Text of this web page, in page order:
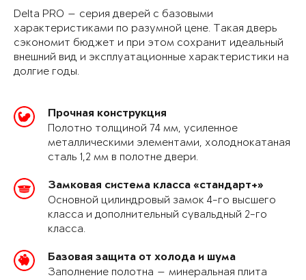
Delta PRO — серия дверей с базовыми
характеристиками по разумной цене. Такая дверь
сэкономит бюджет и при этом сохранит идеальный
внешний вид и эксплуатационные характеристики на
долгие годы.
Прочная конструкция
Полотно толщиной 74 мм, усиленное
металлическими элементами, холоднокатаная
сталь 1,2 мм в полотне двери.
Замковая система класса «стандарт+»
Основной цилиндровый замок 4-го высшего
класса и дополнительный сувальдный 2-го
класса.
Базовая защита от холода и шума
Заполнение полотна — минеральная плита